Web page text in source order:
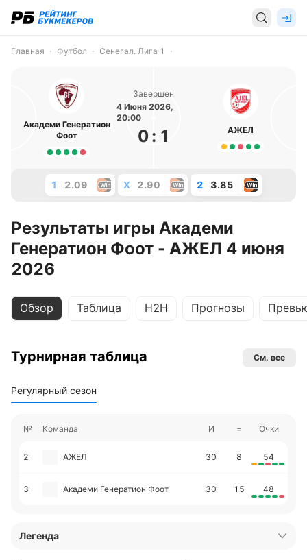
Главная Футбол Сенегал. Лига 1
Академи Генератион
Фоот
Завершен
4 Июня 2026,
20:00
0: 1 АЖЕЛ
1 2.09 X 2.90 2 3.85
Результаты игры Академи
Генератион Фоот - АЖЕЛ 4 июня
2026
Обзор Таблица H2H Прогнозы
Турнирная таблица См. все
Регулярный сезон
№ Команда И = Очки
2 АЖЕЛ 30 8 54
3 Академи Генератион Фоот 30 15 48
Легенда